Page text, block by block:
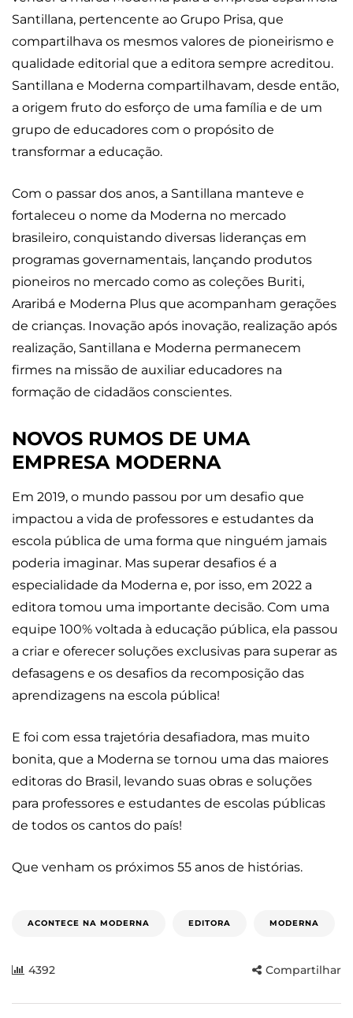
Santillana, pertencente ao Grupo Prisa, que
compartilhava os mesmos valores de pioneirismo e
qualidade editorial que a editora sempre acreditou.
Santillana e Moderna compartilhavam, desde então,
a origem fruto do esforço de uma família e de um
grupo de educadores com o propósito de
transformar a educação.
Com o passar dos anos, a Santillana manteve e
fortaleceu o nome da Moderna no mercado
brasileiro, conquistando diversas lideranças em
programas governamentais, lançando produtos
pioneiros no mercado como as coleções Buriti,
Araribá e Moderna Plus que acompanham gerações
de crianças. Inovação após inovação, realização após
realização, Santillana e Moderna permanecem
firmes na missão de auxiliar educadores na
formação de cidadãos conscientes.
NOVOS RUMOS DE UMA
EMPRESA MODERNA
Em 2019, o mundo passou por um desafio que
impactou a vida de professores e estudantes da
escola pública de uma forma que ninguém jamais
poderia imaginar. Mas superar desafios é a
especialidade da Moderna e, por isso, em 2022 a
editora tomou uma importante decisão. Com uma
equipe 100% voltada à educação pública, ela passou
a criar e oferecer soluções exclusivas para superar as
defasagens e os desafios da recomposição das
aprendizagens na escola pública!
E foi com essa trajetória desafiadora, mas muito
bonita, que a Moderna se tornou uma das maiores
editoras do Brasil, levando suas obras e soluções
para professores e estudantes de escolas públicas
de todos os cantos do país!
Que venham os próximos 55 anos de histórias.
ACONTECE NA MODERNA EDITORA MODERNA
4392 Compartilhar